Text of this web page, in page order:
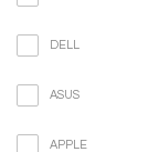
DELL
ASUS
APPLE